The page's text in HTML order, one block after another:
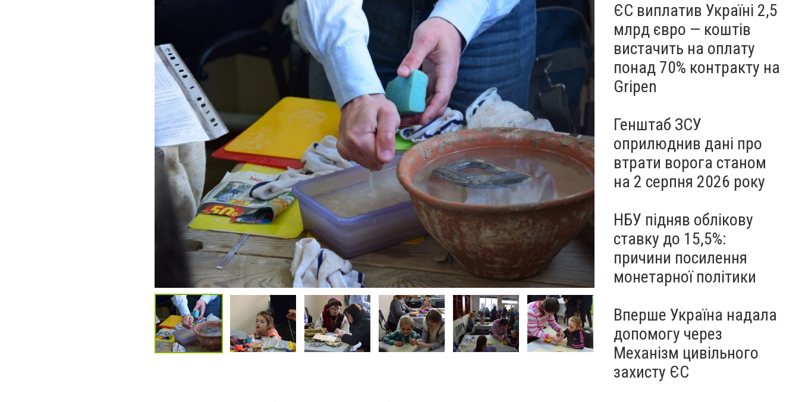
ЄС виплатив Україні 2,5
млрд євро — коштів
вистачить на оплату
понад 70% контракту на
Gripen
Генштаб ЗСУ
оприлюднив дані про
втрати ворога станом
на 2 серпня 2026 року
НБУ підняв облікову
ставку до 15,5%:
причини посилення
монетарної політики
Вперше Україна надала
допомогу через
Механізм цивільного
захисту ЄС